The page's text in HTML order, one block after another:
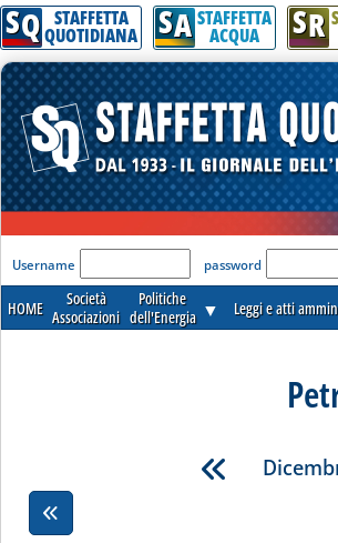
SQ STAFFETTA
QUOTIDIANA SA STAFFETTA
ACQUA SR
'Modulo Login per accedere'
Username password
HOME
Società
Associazioni
Politiche
dell'Energia ▼ Leggi e atti